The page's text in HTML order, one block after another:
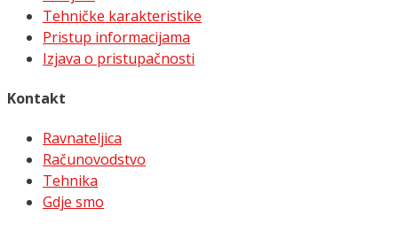
Tehničke karakteristike
Pristup informacijama
Izjava o pristupačnosti
Kontakt
Ravnateljica
Računovodstvo
Tehnika
Gdje smo